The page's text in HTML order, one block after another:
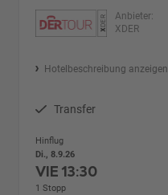
Anbieter:
XDER
Hotelbeschreibung anzeigen
Transfer
Hinflug
Di., 8.9.26
VIE13:30
1 Stopp